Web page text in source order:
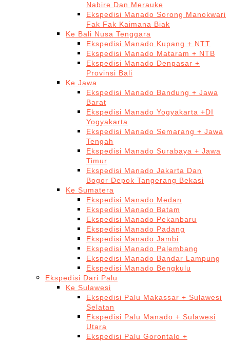
Nabire Dan Merauke
Ekspedisi Manado Sorong Manokwari
Fak Fak Kaimana Biak
Ke Bali Nusa Tenggara
Ekspedisi Manado Kupang + NTT
Ekspedisi Manado Mataram + NTB
Ekspedisi Manado Denpasar +
Provinsi Bali
Ke Jawa
Ekspedisi Manado Bandung + Jawa
Barat
Ekspedisi Manado Yogyakarta +DI
Yogyakarta
Ekspedisi Manado Semarang + Jawa
Tengah
Ekspedisi Manado Surabaya + Jawa
Timur
Ekspedisi Manado Jakarta Dan
Bogor Depok Tangerang Bekasi
Ke Sumatera
Ekspedisi Manado Medan
Ekspedisi Manado Batam
Ekspedisi Manado Pekanbaru
Ekspedisi Manado Padang
Ekspedisi Manado Jambi
Ekspedisi Manado Palembang
Ekspedisi Manado Bandar Lampung
Ekspedisi Manado Bengkulu
Ekspedisi Dari Palu
Ke Sulawesi
Ekspedisi Palu Makassar + Sulawesi
Selatan
Ekspedisi Palu Manado + Sulawesi
Utara
Ekspedisi Palu Gorontalo +